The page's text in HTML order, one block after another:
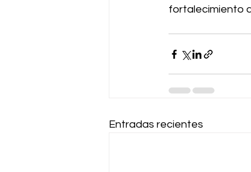
fortalecimiento
Entradas recientes